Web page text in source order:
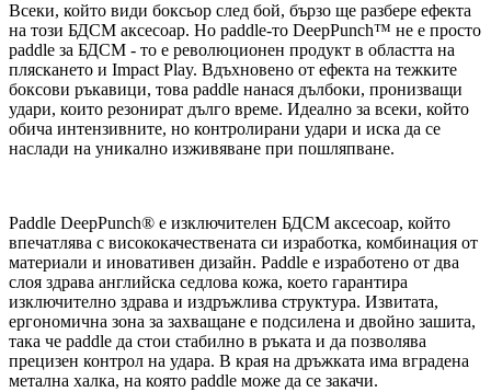
Всеки, който види боксьор след бой, бързо ще разбере ефекта
на този БДСМ аксесоар. Но paddle-то DeepPunch™ не е просто
paddle за БДСМ - то е революционен продукт в областта на
пляскането и Impact Play. Вдъхновено от ефекта на тежките
боксови ръкавици, това paddle нанася дълбоки, пронизващи
удари, които резонират дълго време. Идеално за всеки, който
обича интензивните, но контролирани удари и иска да се
наслади на уникално изживяване при пошляпване.
Paddle DeepPunch® е изключителен БДСМ аксесоар, който
впечатлява с висококачествената си изработка, комбинация от
материали и иновативен дизайн. Paddle е изработено от два
слоя здрава английска седлова кожа, което гарантира
изключително здрава и издръжлива структура. Извитата,
ергономична зона за захващане е подсилена и двойно зашита,
така че paddle да стои стабилно в ръката и да позволява
прецизен контрол на удара. В края на дръжката има вградена
метална халка, на която paddle може да се закачи.